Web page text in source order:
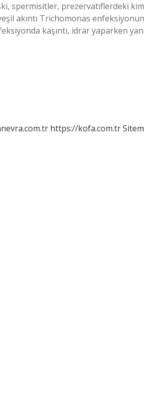
spermisitler, prezervatiflerdeki
yeşil akıntı Trichomonas
kaşıntı, idrar yaparken
https://kofa.com.tr